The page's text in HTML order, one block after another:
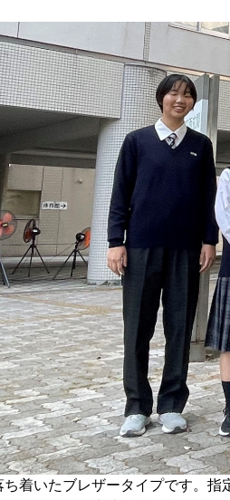
ち着いたブレザータイプです。指